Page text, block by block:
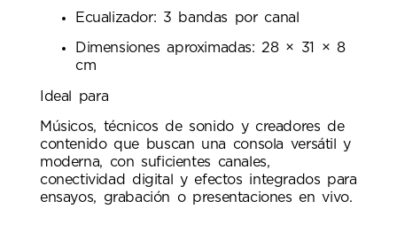
Ecualizador: 3 bandas por canal
Dimensiones aproximadas: 28 × 31 × 8
cm
Ideal para
Músicos, técnicos de sonido y creadores de
contenido que buscan una consola versátil y
moderna, con suficientes canales,
conectividad digital y efectos integrados para
ensayos, grabación o presentaciones en vivo.